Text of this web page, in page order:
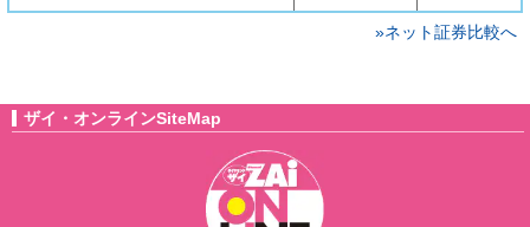
»ネット証券比較へ
ザイ・オンラインSiteMap